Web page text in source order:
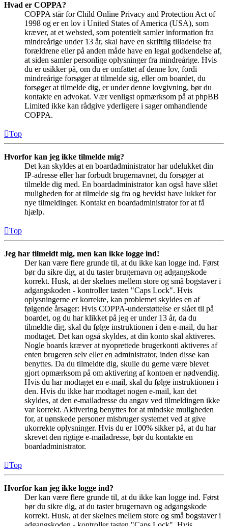
Hvad er COPPA?
COPPA står for Child Online Privacy and Protection Act of
1998 og er en lov i United States of America (USA), som
kræver, at et websted, som potentielt samler information fra
mindreårige under 13 år, skal have en skriftlig tilladelse fra
forældrene eller på anden måde have en legal godkendelse af,
at siden samler personlige oplysninger fra mindreårige. Hvis
du er usikker på, om du er omfattet af denne lov, fordi
mindreårige forsøger at tilmelde sig, eller om boardet, du
forsøger at tilmelde dig, er under denne lovgivning, bør du
kontakte en advokat. Vær venligst opmærksom på at phpBB
Limited ikke kan rådgive yderligere i sager omhandlende
COPPA.
Top
Hvorfor kan jeg ikke tilmelde mig?
Det kan skyldes at en boardadministrator har udelukket din
IP-adresse eller har forbudt brugernavnet, du forsøger at
tilmelde dig med. En boardadministrator kan også have slået
muligheden for at tilmelde sig fra og bevidst have lukket for
nye tilmeldinger. Kontakt en boardadministrator for at få
hjælp.
Top
Jeg har tilmeldt mig, men kan ikke logge ind!
Der kan være flere grunde til, at du ikke kan logge ind. Først
bør du sikre dig, at du taster brugernavn og adgangskode
korrekt. Husk, at der skelnes mellem store og små bogstaver i
adgangskoden - kontroller tasten "Caps Lock". Hvis
oplysningerne er korrekte, kan problemet skyldes en af
følgende årsager: Hvis COPPA-understøttelse er slået til på
boardet, og du har klikket på jeg er under 13 år, da du
tilmeldte dig, skal du følge instruktionen i den e-mail, du har
modtaget. Det kan også skyldes, at din konto skal aktiveres.
Nogle boards kræver at nyoprettede brugerkonti aktiveres af
enten brugeren selv eller en administrator, inden disse kan
benyttes. Da du tilmeldte dig, skulle du gerne være blevet
gjort opmærksom på om aktivering af kontoen er nødvendig.
Hvis du har modtaget en e-mail, skal du følge instruktionen i
den. Hvis du ikke har modtaget nogen e-mail, kan det
skyldes, at den e-mailadresse du angav ved tilmeldingen ikke
var korrekt. Aktivering benyttes for at mindske muligheden
for, at uønskede personer misbruger systemet ved at give
ukorrekte oplysninger. Hvis du er 100% sikker på, at du har
skrevet den rigtige e-mailadresse, bør du kontakte en
boardadministrator.
Top
Hvorfor kan jeg ikke logge ind?
Der kan være flere grunde til, at du ikke kan logge ind. Først
bør du sikre dig, at du taster brugernavn og adgangskode
korrekt. Husk, at der skelnes mellem store og små bogstaver i